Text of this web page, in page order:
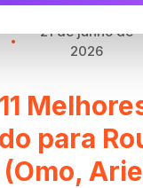
21 de junho de
2026
para